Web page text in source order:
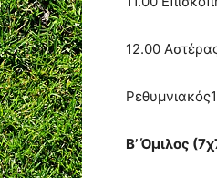
12.00
Β’ Όμιλος